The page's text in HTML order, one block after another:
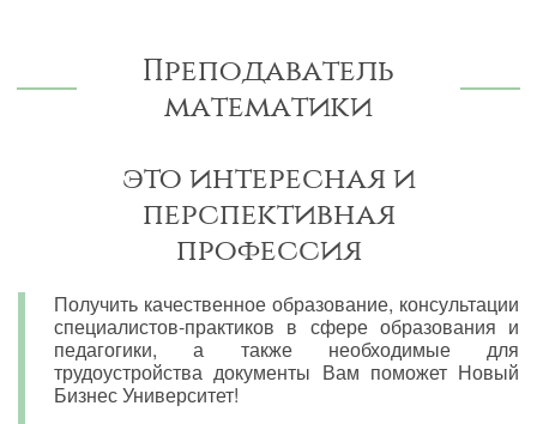
Преподаватель
математики
это интересная и
перспективная
профессия
Получить качественное образование, консультации
специалистов-практиков в сфере образования и
педагогики, а также необходимые для
трудоустройства документы Вам поможет Новый
Бизнес Университет!